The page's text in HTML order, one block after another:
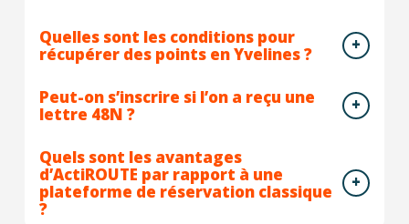
Quelles sont les conditions pour
récupérer des points en Yvelines ?
Peut-on s’inscrire si l’on a reçu une
lettre 48N ?
Quels sont les avantages
d’ActiROUTE par rapport à une
plateforme de réservation classique
?